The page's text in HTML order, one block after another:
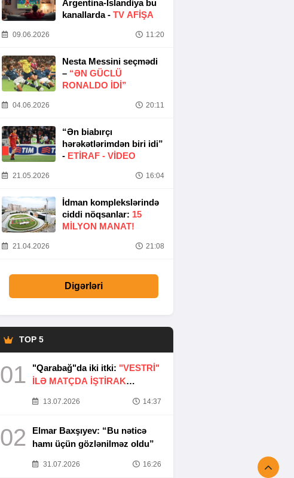
Argentina-İslandiya bu
kanallarda - TV AFİŞA
09.06.2026 11:20
Nesta Messini seçmədi
– “ƏN GÜCLÜ
RONALDO IDI”
04.06.2026 20:11
“Ən biabırçı
hərəkətlərimdən biri idi”
- ETIRAF - VİDEO
21.05.2026 16:04
İdman komplekslərində
ciddi nöqsanlar: 15
MILYON MANAT!
21.04.2026 21:08
Digərləri
TOP 5
01 "Qarabağ"da iki itki: "VESTRİ"
İLƏ MATÇDA İŞTİRAK
13.07.2026 14:37
02
Elmar Baxşıyev: “Bu nəticə
hamı üçün gözlənilməz oldu”
31.07.2026 16:26